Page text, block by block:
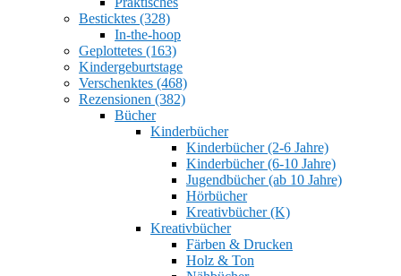
Besticktes (328)
In-the-hoop
Geplottetes (163)
Kindergeburtstage
Verschenktes (468)
Rezensionen (382)
Bücher
Kinderbücher
Kinderbücher (2-6 Jahre)
Kinderbücher (6-10 Jahre)
Jugendbücher (ab 10 Jahre)
Hörbücher
Kreativbücher (K)
Kreativbücher
Färben & Drucken
Holz & Ton